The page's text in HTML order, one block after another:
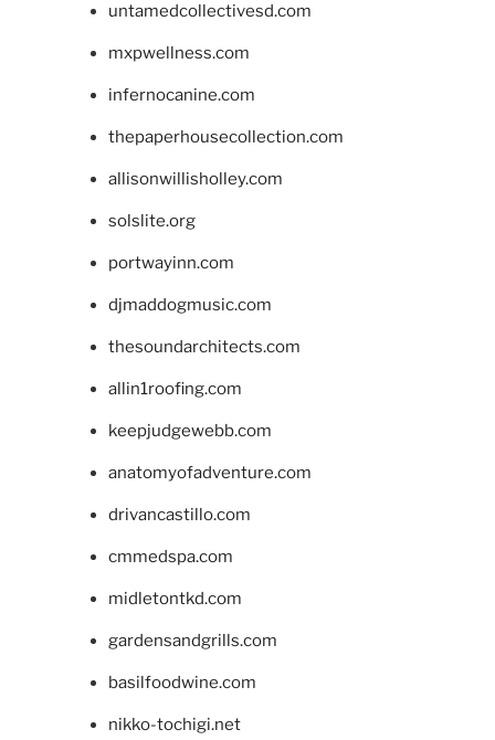
untamedcollectivesd.com
mxpwellness.com
infernocanine.com
thepaperhousecollection.com
allisonwillisholley.com
solslite.org
portwayinn.com
djmaddogmusic.com
thesoundarchitects.com
allin1roofing.com
keepjudgewebb.com
anatomyofadventure.com
drivancastillo.com
cmmedspa.com
midletontkd.com
gardensandgrills.com
basilfoodwine.com
nikko-tochigi.net